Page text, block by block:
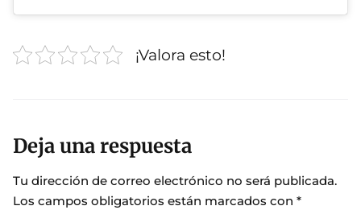
¡Valora esto!
Deja una respuesta
Tu dirección de correo electrónico no será publicada.
Los campos obligatorios están marcados con *